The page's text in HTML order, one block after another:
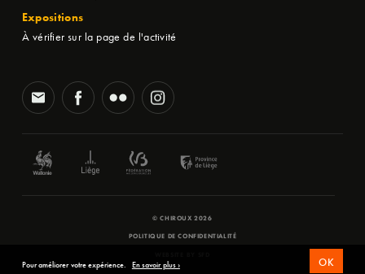
Expositions
À vérifier sur la page de l'activité
© CHIROUX 2026
POLITIQUE DE CONFIDENTIALITÉ
Pour améliorer votre expérience. En savoir plus › OK